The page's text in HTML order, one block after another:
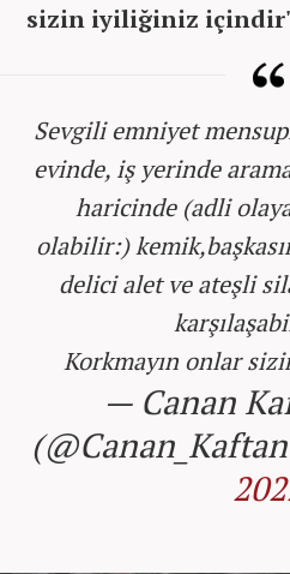
sizin iyiliğiniz
Sevgili emniyet
evinde, iş yerinde
haricinde (adli olaya
olabilir:)
delici alet ve ateşli
Korkmayın onlar
— Canan